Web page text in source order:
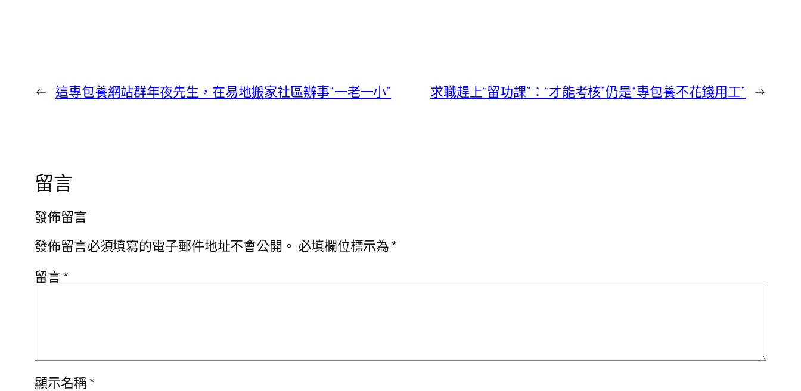
← 這專包養網站群年夜先生，在易地搬家社區辦事“一老一小” 求職趕上“留功課”：“才能考核”仍是“專包養不花錢用工” →
留言
發佈留言
發佈留言必須填寫的電子郵件地址不會公開。 必填欄位標示為*
留言*
顯示名稱*